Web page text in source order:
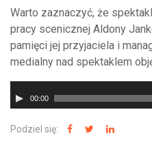
Warto zaznaczyć, że
pracy scenicznej Aldony
pamięci jej przyjaciela i
medialny nad spektaklem
plików
dźwiękowych
00:00
Podziel się: